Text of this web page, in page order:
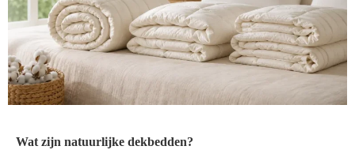
Wat zijn natuurlijke dekbedden?